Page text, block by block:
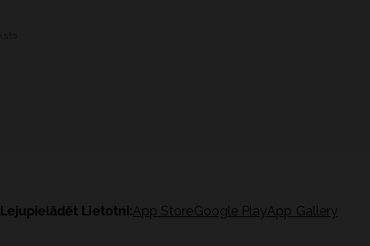
Lejupielādēt Lietotni:App StoreGoogle PlayApp Gallery